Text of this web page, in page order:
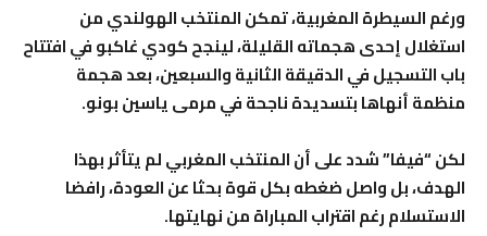
ورغم السيطرة المغربية، تمكن المنتخب الهولندي من
استغلال إحدى هجماته القليلة، لينجح كودي غاكبو في افتتاح
باب التسجيل في الدقيقة الثانية والسبعين، بعد هجمة
منظمة أنهاها بتسديدة ناجحة في مرمى ياسين بونو.
لكن “فيفا” شدد على أن المنتخب المغربي لم يتأثر بهذا
الهدف، بل واصل ضغطه بكل قوة بحثا عن العودة، رافضا
الاستسلام رغم اقتراب المباراة من نهايتها.